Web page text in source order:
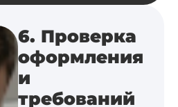
Уникальность
на одном дыхании.
Евгений
6. Проверка
оформления
и
требований